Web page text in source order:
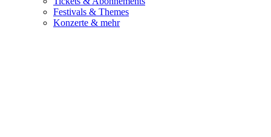
Festivals & Themes
Konzerte & mehr